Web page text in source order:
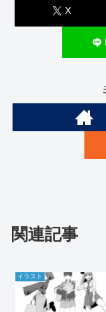
X
関連記事
イラスト